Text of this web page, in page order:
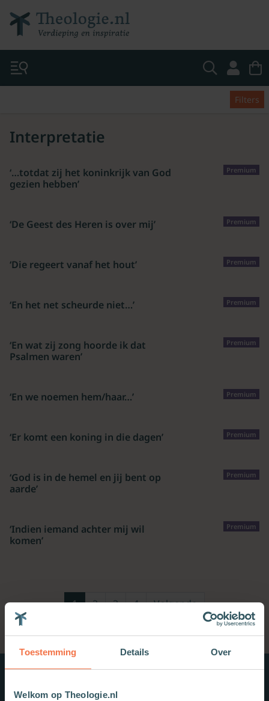
Toestemming Details Over
Welkom op Theologie.nl
Filters
Interpretatie
Premium
‘…totdat zij het koninkrijk van God
gezien hebben’
Premium
‘De Geest des Heren is over mij’
Premium
‘Die regeert vanaf het hout’
Premium
‘En het net scheurde niet…’
Premium
‘En wat zij zong hoorde ik dat
Psalmen waren’
Premium
‘En we noemen hem/haar…’
Premium
‘Er komt een koning in die dagen’
Premium
‘God is in de hemel en jij bent op
aarde’
Premium
‘Indien iemand achter mij wil
komen’
1 2 3 4 Volgende
Nieuwe boeken